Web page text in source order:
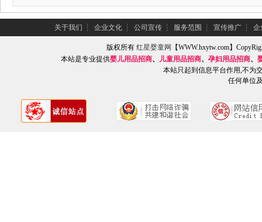
关于我们 ┆ 企业文化 ┆ 公司宣传 ┆ 服务范围 ┆ 宣传推广 ┆ 企
版权所有红星婴童网
【WWW.hxytw.com】
本站是专业提供婴儿用品招商、 儿童用品招商、 孕妇用品招商、
本站只起到信息平台作用,不为
任何单位